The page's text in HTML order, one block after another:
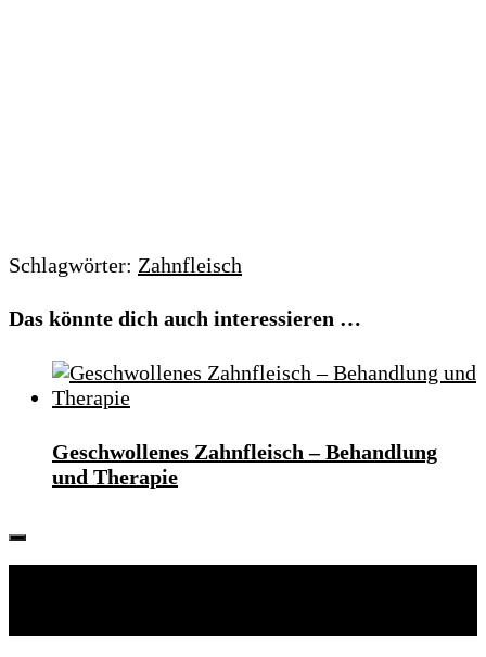
Schlagwörter: Zahnfleisch
Das könnte dich auch interessieren …
Geschwollenes Zahnfleisch – Behandlung
und Therapie